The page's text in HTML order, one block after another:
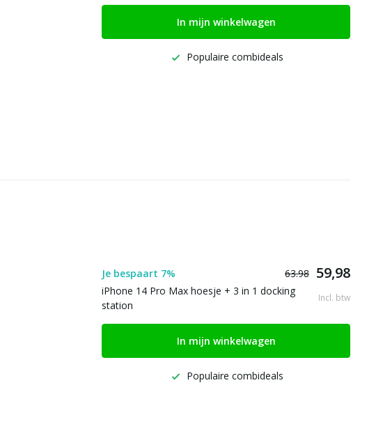
In mijn winkelwagen
Populaire combideals
Je bespaart 7% 63.98 59,98
iPhone 14 Pro Max hoesje + 3 in 1 docking
station
Incl. btw
In mijn winkelwagen
Populaire combideals